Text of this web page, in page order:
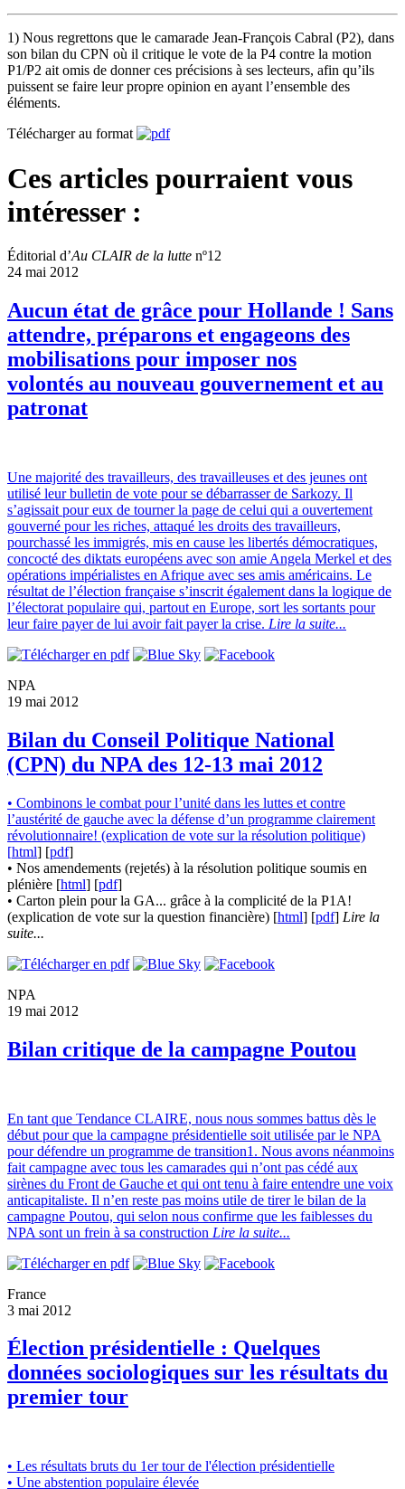
1) Nous regrettons que le camarade Jean-François Cabral (P2), dans
son bilan du CPN où il critique le vote de la P4 contre la motion
P1/P2 ait omis de donner ces précisions à ses lecteurs, afin qu’ils
puissent se faire leur propre opinion en ayant l’ensemble des
éléments.
Télécharger au format
Ces articles pourraient vous
intéresser :
Éditorial d’Au CLAIR de la lutte nº12
24 mai 2012
Aucun état de grâce pour Hollande ! Sans
attendre, préparons et engageons des
mobilisations pour imposer nos
volontés au nouveau gouvernement et au
patronat
Une majorité des travailleurs, des travailleuses et des jeunes ont
utilisé leur bulletin de vote pour se débarrasser de Sarkozy. Il
s’agissait pour eux de tourner la page de celui qui a ouvertement
gouverné pour les riches, attaqué les droits des travailleurs,
pourchassé les immigrés, mis en cause les libertés démocratiques,
concocté des diktats européens avec son amie Angela Merkel et des
opérations impérialistes en Afrique avec ses amis américains. Le
résultat de l’élection française s’inscrit également dans la logique de
l’électorat populaire qui, partout en Europe, sort les sortants pour
leur faire payer de lui avoir fait payer la crise. Lire la suite...
NPA
19 mai 2012
Bilan du Conseil Politique National
(CPN) du NPA des 12-13 mai 2012
• Combinons le combat pour l’unité dans les luttes et contre
l’austérité de gauche avec la défense d’un programme clairement
révolutionnaire! (explication de vote sur la résolution politique)
[html] [pdf]
• Nos amendements (rejetés) à la résolution politique soumis en
plénière [html] [pdf]
• Carton plein pour la GA... grâce à la complicité de la P1A!
(explication de vote sur la question financière) [html] [pdf] Lire la
suite...
NPA
19 mai 2012
Bilan critique de la campagne Poutou
En tant que Tendance CLAIRE, nous nous sommes battus dès le
début pour que la campagne présidentielle soit utilisée par le NPA
pour défendre un programme de transition1. Nous avons néanmoins
fait campagne avec tous les camarades qui n’ont pas cédé aux
sirènes du Front de Gauche et qui ont tenu à faire entendre une voix
anticapitaliste. Il n’en reste pas moins utile de tirer le bilan de la
campagne Poutou, qui selon nous confirme que les faiblesses du
NPA sont un frein à sa construction Lire la suite...
France
3 mai 2012
Élection présidentielle : Quelques
données sociologiques sur les résultats du
premier tour
• Les résultats bruts du 1er tour de l'élection présidentielle
• Une abstention populaire élevée